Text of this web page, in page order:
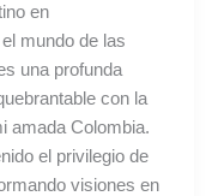
en
mundo de las
una profunda
con la
amada Colombia.
el privilegio de
visiones en